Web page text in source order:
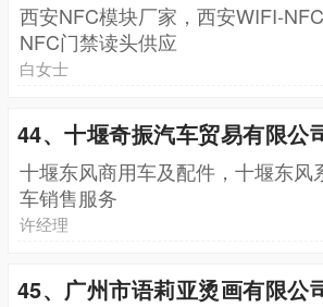
西安NFC模块厂家，西安WIFI-
NFC门禁读头供应
白女士
44、十堰奇振汽车贸易有限公
十堰东风商用车及配件，十堰东风
车销售服务
许经理
45、广州市语莉亚烫画有限公